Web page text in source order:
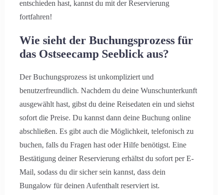
entschieden hast, kannst du mit der Reservierung
fortfahren!
Wie sieht der Buchungsprozess für
das Ostseecamp Seeblick aus?
Der Buchungsprozess ist unkompliziert und
benutzerfreundlich. Nachdem du deine Wunschunterkunft
ausgewählt hast, gibst du deine Reisedaten ein und siehst
sofort die Preise. Du kannst dann deine Buchung online
abschließen. Es gibt auch die Möglichkeit, telefonisch zu
buchen, falls du Fragen hast oder Hilfe benötigst. Eine
Bestätigung deiner Reservierung erhältst du sofort per E-
Mail, sodass du dir sicher sein kannst, dass dein
Bungalow für deinen Aufenthalt reserviert ist.
Anreise
Abreise